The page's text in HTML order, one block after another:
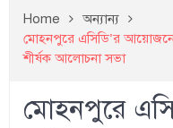
Home
অন্যান্য
মোহনপুরে এসিডি’র আয়োজনে
শীর্ষক আলোচনা সভা
মোহনপুরে